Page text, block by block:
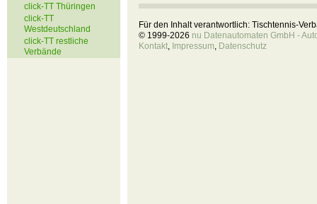
click-TT Thüringen
click-TT
Westdeutschland
click-TT restliche
Verbände
Für den Inhalt verantwortlich: Tischtennis-
© 1999-2026 nu Datenautomaten GmbH -
Kontakt, Impressum, Datenschutz